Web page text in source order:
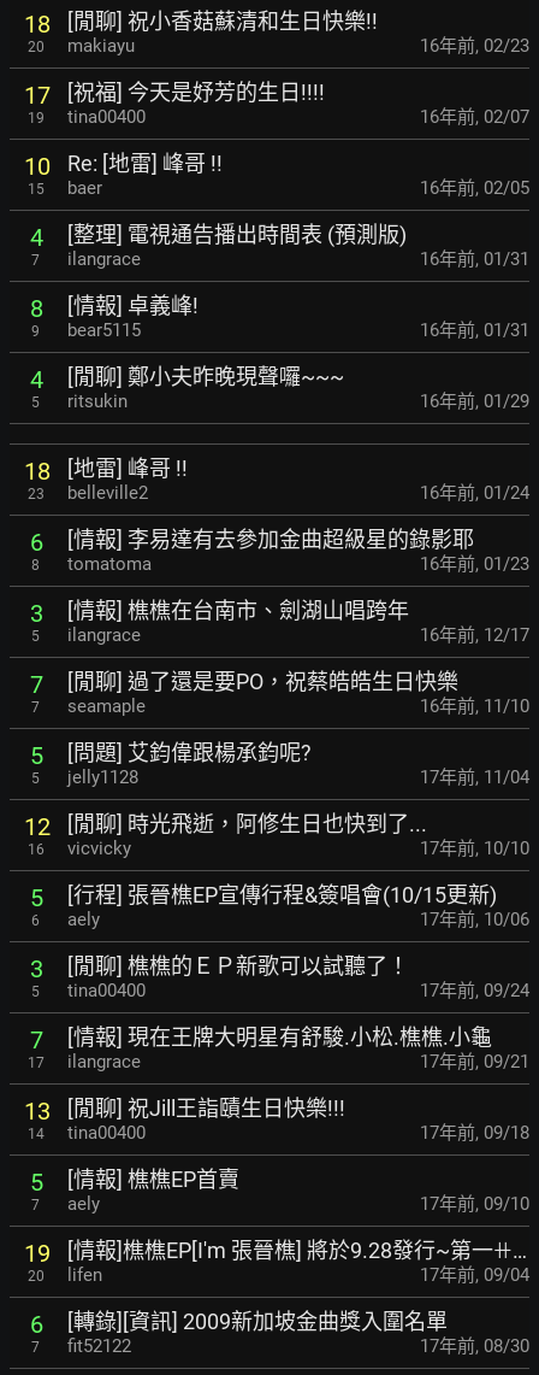
18
20
[閒聊] 祝小香菇蘇清和生日快樂!!
makiayu 16年前, 02/23
17
19
[祝福] 今天是妤芳的生日!!!!
tina00400 16年前, 02/07
10
15
Re: [地雷] 峰哥 !!
baer 16年前, 02/05
4
7
[整理] 電視通告播出時間表 (預測版)
ilangrace 16年前, 01/31
8
9
[情報] 卓義峰!
bear5115 16年前, 01/31
4
5
[閒聊] 鄭小夫昨晚現聲囉~~~
ritsukin 16年前, 01/29
18
23
[地雷] 峰哥 !!
belleville2 16年前, 01/24
6
8
[情報] 李易達有去參加金曲超級星的錄影耶
tomatoma 16年前, 01/23
3
5
[情報] 樵樵在台南市、劍湖山唱跨年
ilangrace 16年前, 12/17
7
7
[閒聊] 過了還是要PO，祝蔡皓皓生日快樂
seamaple 16年前, 11/10
5
5
[問題] 艾鈞偉跟楊承鈞呢?
jelly1128 17年前, 11/04
12
16
[閒聊] 時光飛逝，阿修生日也快到了...
vicvicky 17年前, 10/10
5
6
[行程] 張晉樵EP宣傳行程&簽唱會(10/15更新)
aely 17年前, 10/06
3
5
[閒聊] 樵樵的ＥＰ新歌可以試聽了！
tina00400 17年前, 09/24
7
17
[情報] 現在王牌大明星有舒駿.小松.樵樵.小龜
ilangrace 17年前, 09/21
13
14
[閒聊] 祝Jill王詣賾生日快樂!!!
tina00400 17年前, 09/18
5
7
[情報] 樵樵EP首賣
aely 17年前, 09/10
19
20
[情報]樵樵EP[I'm 張晉樵] 將於9.28發行~第一ꔠ…
lifen 17年前, 09/04
6
7
[轉錄][資訊] 2009新加坡金曲獎入圍名單
fit52122 17年前, 08/30